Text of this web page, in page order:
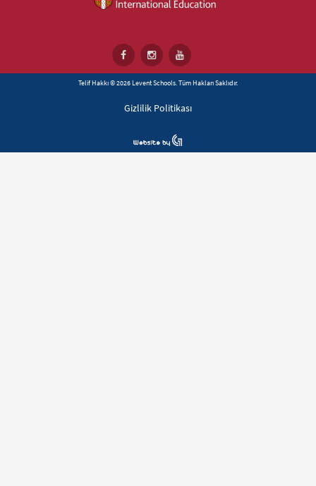
Telif Hakkı © 2026 Levent Schools. Tüm Hakları Saklıdır.
Gizlilik Politikası